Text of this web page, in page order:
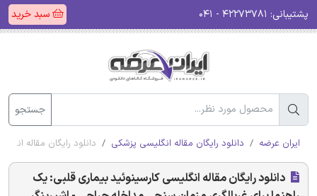
پشتیبانی: سبد خرید
جستجو
ایران عرضه دانلود رایگان مقاله انگلیسی پزشکی دانلود رایگان مقاله
دانلود رایگان مقاله انگلیسی کارسینوئید بیماری قلبی: یک